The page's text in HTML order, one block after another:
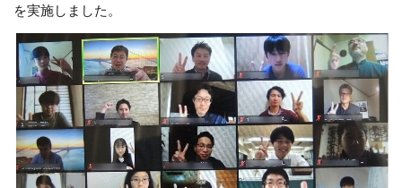
を実施しました。